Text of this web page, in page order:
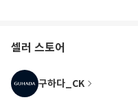
셀러 스토어
구하다_CK